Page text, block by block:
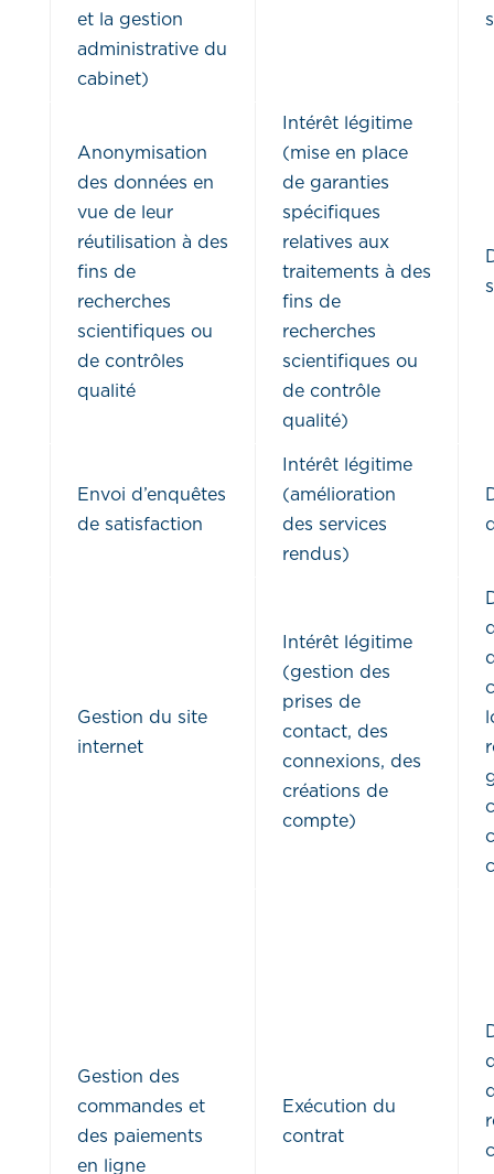
et la gestion
administrative du
cabinet)
Anonymisation
des données en
vue de leur
réutilisation à des
fins de
recherches
scientifiques ou
de contrôles
qualité
Intérêt légitime
(mise en place
de garanties
spécifiques
relatives aux
traitements à des
fins de
recherches
scientifiques ou
de contrôle
qualité)
Envoi d’enquêtes
de satisfaction
Intérêt légitime
(amélioration
des services
rendus)
Gestion du site
internet
Intérêt légitime
(gestion des
prises de
contact, des
connexions, des
créations de
compte)
Gestion des
commandes et
des paiements
en ligne
Exécution du
contrat